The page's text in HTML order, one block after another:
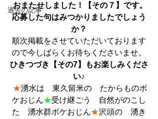
過去の記事
おまたせしました！【その７】です。
応募した句はみつかりましたでしょう
か？
順次掲載をさせていただいております
ので今しばらくお待ちくださいませ。
ひきつづき【その7】もお楽しみくださ
い♪
★湧水は　東久留米の　たからものボ
ケおじん★受け継ごう　自然がのこし
た　湧水群ボケおじん★沢頭の　湧き